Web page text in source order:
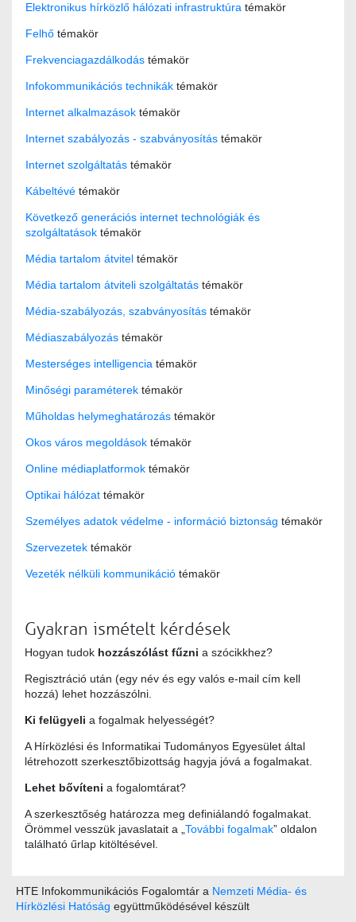
Elektronikus hírközlő hálózati infrastruktúra témakör
Felhő témakör
Frekvenciagazdálkodás témakör
Infokommunikációs technikák témakör
Internet alkalmazások témakör
Internet szabályozás - szabványosítás témakör
Internet szolgáltatás témakör
Kábeltévé témakör
Következő generációs internet technológiák és
szolgáltatások témakör
Média tartalom átvitel témakör
Média tartalom átviteli szolgáltatás témakör
Média-szabályozás, szabványosítás témakör
Médiaszabályozás témakör
Mesterséges intelligencia témakör
Minőségi paraméterek témakör
Műholdas helymeghatározás témakör
Okos város megoldások témakör
Online médiaplatformok témakör
Optikai hálózat témakör
Személyes adatok védelme - információ biztonság témakör
Szervezetek témakör
Vezeték nélküli kommunikáció témakör
Gyakran ismételt kérdések
Hogyan tudok hozzászólást fűzni a szócikkhez?
Regisztráció után (egy név és egy valós e-mail cím kell
hozzá) lehet hozzászólni.
Ki felügyeli a fogalmak helyességét?
A Hírközlési és Informatikai Tudományos Egyesület által
létrehozott szerkesztőbizottság hagyja jóvá a fogalmakat.
Lehet bővíteni a fogalomtárat?
A szerkesztőség határozza meg definiálandó fogalmakat.
Örömmel vesszük javaslatait a „ További fogalmak” oldalon
található űrlap kitöltésével.
HTE Infokommunikációs Fogalomtár a Nemzeti Média- és
Hírközlési Hatóság együttműködésével készült